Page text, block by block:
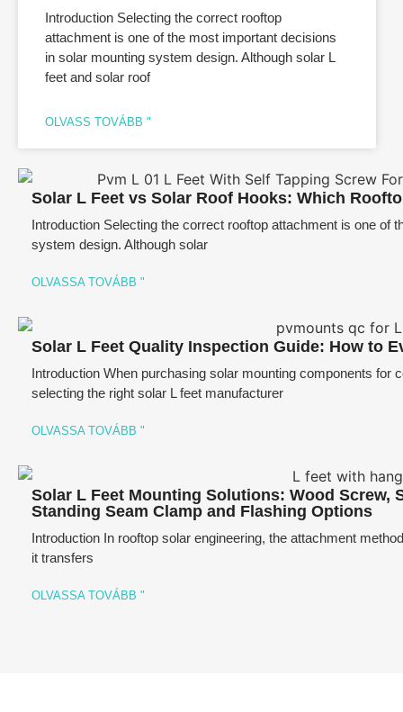
Introduction Selecting the correct rooftop
attachment is one of the most important decisions
in solar mounting system design. Although solar L
feet and solar roof
OLVASS TOVÁBB "
Solar L Feet vs Solar Roof Hooks: Which
Introduction Selecting the correct rooftop attachment is one of
system design. Although solar
OLVASSA TOVÁBB "
Solar L Feet Quality Inspection Guide: How to
Introduction When purchasing solar mounting components for
selecting the right solar L feet manufacturer
OLVASSA TOVÁBB "
Solar L Feet Mounting Solutions: Wood Screw,
Standing Seam Clamp and Flashing Options
Introduction In rooftop solar engineering, the attachment
it transfers
OLVASSA TOVÁBB "